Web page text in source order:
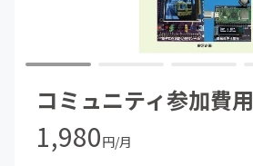
コミュニティ参加費用
1,980円/月